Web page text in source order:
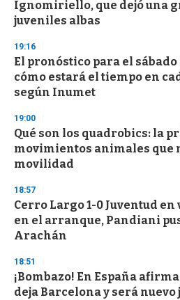
Ignomiriello, que dejó una
juveniles albas
19:16
El pronóstico para el sábado
cómo estará el tiempo en
según Inumet
19:00
Qué son los quadrobics: la
movimientos animales que
movilidad
18:57
Cerro Largo 1-0 Juventud
en el arranque, Pandiani
Arachán
18:51
¡Bombazo! En España
deja Barcelona y será